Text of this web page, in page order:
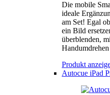
Die mobile
ideale
am Set! Egal
ein Bild
überblenden,
Produkt
Autocue iPad